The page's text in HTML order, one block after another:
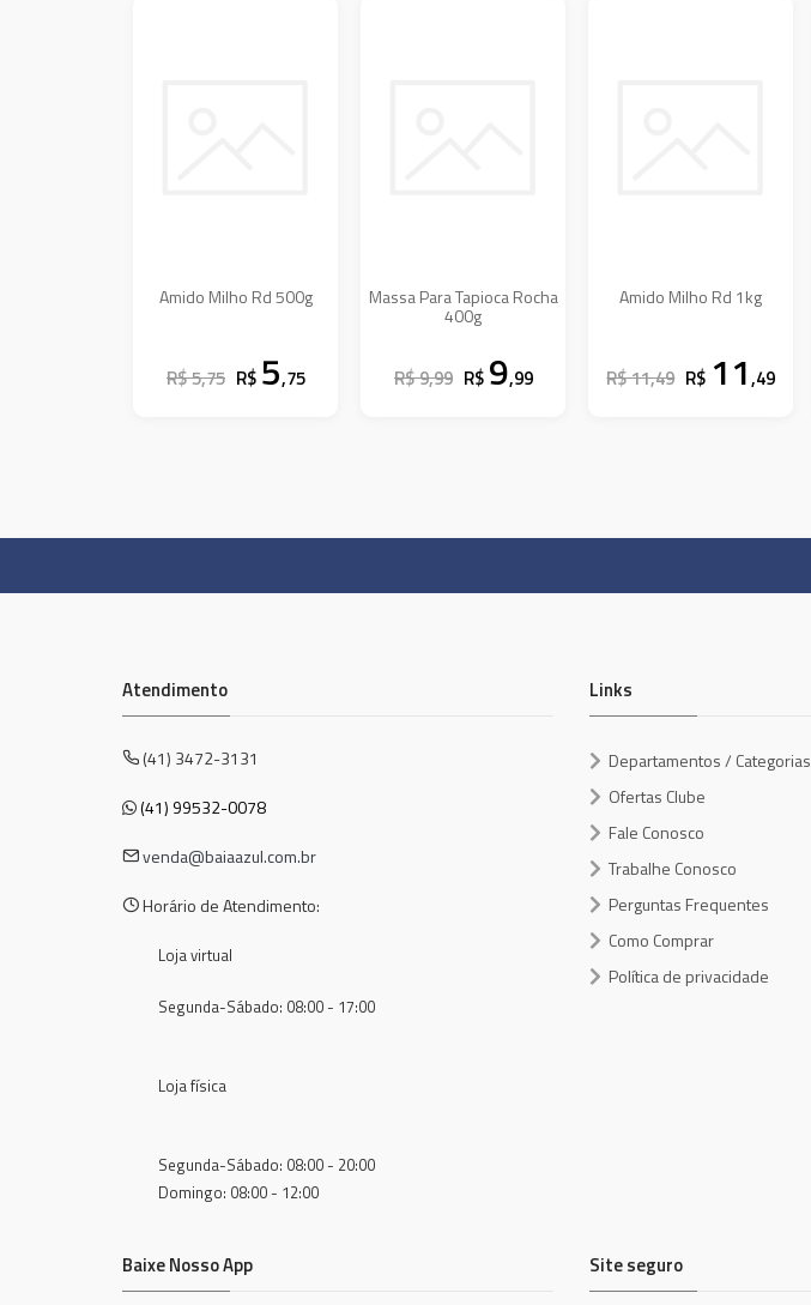
Amido Milho Rd 500g
R$ 5,75 R$ 5,75
Massa Para Tapioca Rocha
400g
R$ 9,99 R$ 9,99
Amido Milho Rd 1kg
R$ 11,49 R$ 11,49
Atendimento
(41) 3472-3131
(41) 99532-0078
venda@baiaazul.com.br
Horário de Atendimento:
Loja virtual
Segunda-Sábado: 08:00 - 17:00
Loja física
Segunda-Sábado: 08:00 - 20:00
Domingo: 08:00 - 12:00
Links
Departamentos / Categorias
Ofertas Clube
Fale Conosco
Trabalhe Conosco
Perguntas Frequentes
Como Comprar
Política de privacidade
Baixe Nosso App Site seguro